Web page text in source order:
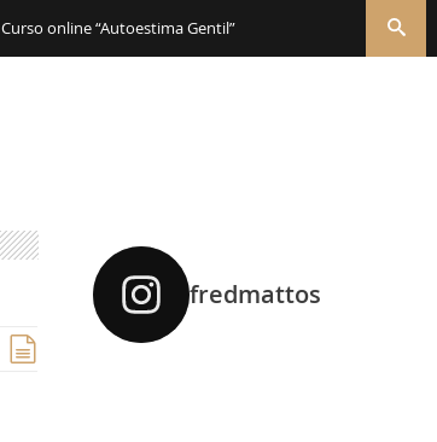
Curso online “Autoestima Gentil”
fredmattos